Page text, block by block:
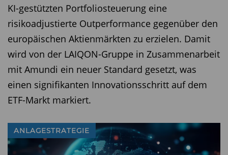
KI-gestützten Portfoliosteuerung eine
risikoadjustierte Outperformance gegenüber den
europäischen Aktienmärkten zu erzielen. Damit
wird von der LAIQON-Gruppe in Zusammenarbeit
mit Amundi ein neuer Standard gesetzt, was
einen signifikanten Innovationsschritt auf dem
ETF-Markt markiert.
ANLAGESTRATEGIE